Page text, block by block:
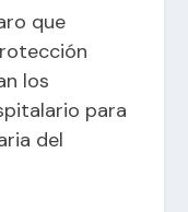
que
los
para
del